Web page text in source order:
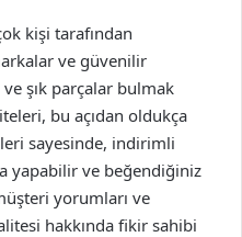
kişi tarafından
ve güvenilir
şık parçalar bulmak
bu açıdan oldukça
sayesinde, indirimli
yapabilir ve beğendiğiniz
yorumları ve
hakkında fikir sahibi